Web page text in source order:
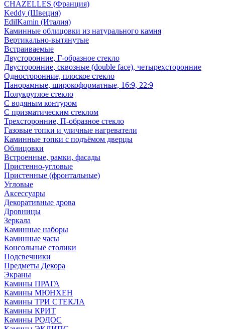
CHAZELLES (Франция)
Keddy (Швеция)
EdilKamin (Италия)
Каминные облицовки из натурального камня
Вертикально-вытянутые
Встраиваемые
Двусторонние, Г-образное стекло
Двусторонние, сквозные (double face), четырехсторонние
Односторонние, плоское стекло
Панорамные, широкоформатные, 16:9, 22:9
Полукруглое стекло
С водяным контуром
С призматическим стеклом
Трехсторонние, П-образное стекло
Газовые топки и уличные нагреватели
Каминные топки с подъёмом дверцы
Облицовки
Встроенные, рамки, фасады
Пристенно-угловые
Пристенные (фронтальные)
Угловые
Аксессуары
Декоративные дрова
Дровницы
Зеркала
Каминные наборы
Каминные часы
Консольные столики
Подсвечники
Предметы Декора
Экраны
Камины ПРАГА
Камины МЮНХЕН
Камины ТРИ СТЕКЛА
Камины КРИТ
Камины РОДОС